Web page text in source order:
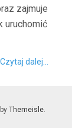
zajmuje
uruchomić
Czytaj dalej...
Themeisle.